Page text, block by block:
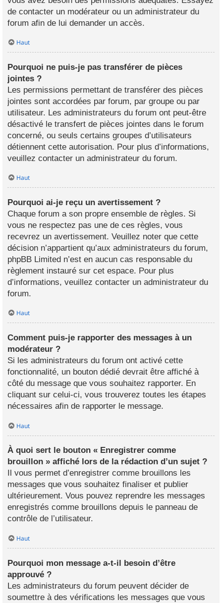
de contacter un modérateur ou un administrateur du
forum afin de lui demander un accès.
Haut
Pourquoi ne puis-je pas transférer de pièces
jointes ?
Les permissions permettant de transférer des pièces
jointes sont accordées par forum, par groupe ou par
utilisateur. Les administrateurs du forum ont peut-être
désactivé le transfert de pièces jointes dans le forum
concerné, ou seuls certains groupes d’utilisateurs
détiennent cette autorisation. Pour plus d’informations,
veuillez contacter un administrateur du forum.
Haut
Pourquoi ai-je reçu un avertissement ?
Chaque forum a son propre ensemble de règles. Si
vous ne respectez pas une de ces règles, vous
recevrez un avertissement. Veuillez noter que cette
décision n’appartient qu’aux administrateurs du forum,
phpBB Limited n’est en aucun cas responsable du
règlement instauré sur cet espace. Pour plus
d’informations, veuillez contacter un administrateur du
forum.
Haut
Comment puis-je rapporter des messages à un
modérateur ?
Si les administrateurs du forum ont activé cette
fonctionnalité, un bouton dédié devrait être affiché à
côté du message que vous souhaitez rapporter. En
cliquant sur celui-ci, vous trouverez toutes les étapes
nécessaires afin de rapporter le message.
Haut
À quoi sert le bouton « Enregistrer comme
brouillon » affiché lors de la rédaction d’un sujet ?
Il vous permet d’enregistrer comme brouillons les
messages que vous souhaitez finaliser et publier
ultérieurement. Vous pouvez reprendre les messages
enregistrés comme brouillons depuis le panneau de
contrôle de l’utilisateur.
Haut
Pourquoi mon message a-t-il besoin d’être
approuvé ?
Les administrateurs du forum peuvent décider de
soumettre à des vérifications les messages que vous